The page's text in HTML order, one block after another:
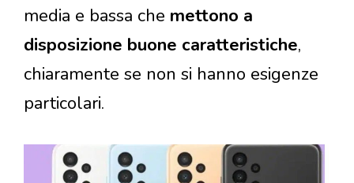
media e bassa che mettono a
disposizione buone caratteristiche,
chiaramente se non si hanno esigenze
particolari.